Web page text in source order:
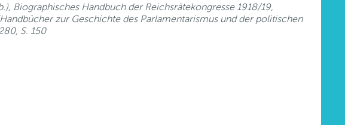
Biographisches Handbuch der Reichsrätekongresse 1918/19,
zur Geschichte des Parlamentarismus und der politischen
S. 150